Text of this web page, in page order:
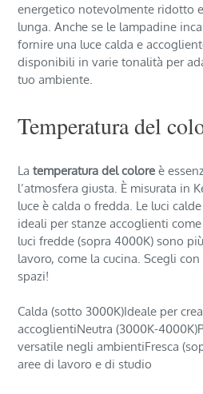
energetico notevolmente ridotto
lunga. Anche se le lampadine
fornire una luce calda e
disponibili in varie tonalità per
tuo ambiente.
Temperatura del
Latemperatura del colore è
l’atmosfera giusta. È misurata in
luce è calda o fredda. Le luci
ideali per stanze accoglienti
luci fredde (sopra 4000K) sono
lavoro, come la cucina. Scegli
spazi!
Calda (sotto 3000K)Ideale per
accoglientiNeutra (3000K-
versatile negli ambientiFresca
aree di lavoro e di studio